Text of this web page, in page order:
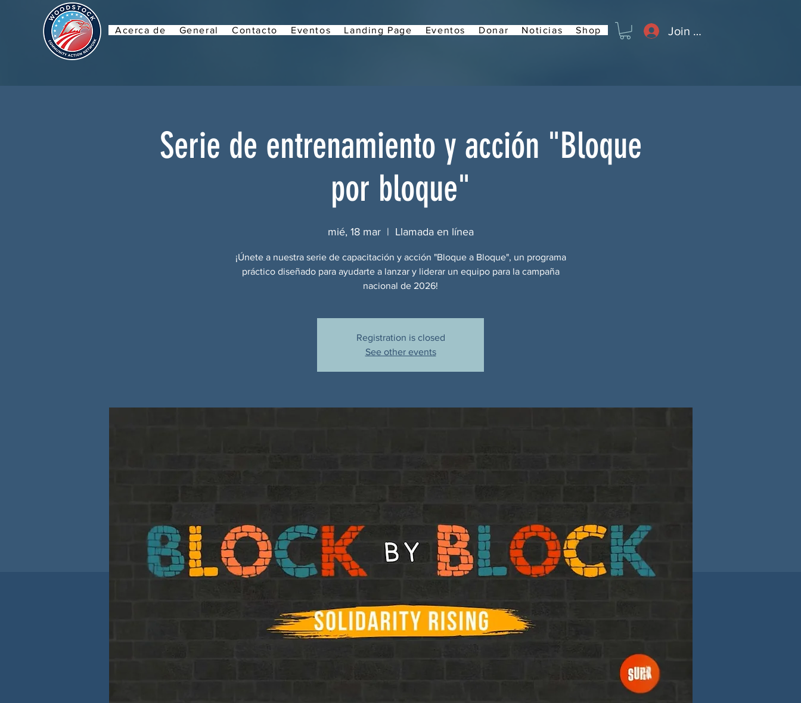
Acerca de General Contacto Eventos Landing Page Eventos Donar Noticias Shop Join or Log In
Serie de entrenamiento y acción "Bloque
por bloque"
mié, 18 mar
  |
Llamada en línea
¡Únete a nuestra serie de capacitación y acción "Bloque a Bloque", un programa
práctico diseñado para ayudarte a lanzar y liderar un equipo para la campaña
nacional de 2026!
Registration is closed
See other events